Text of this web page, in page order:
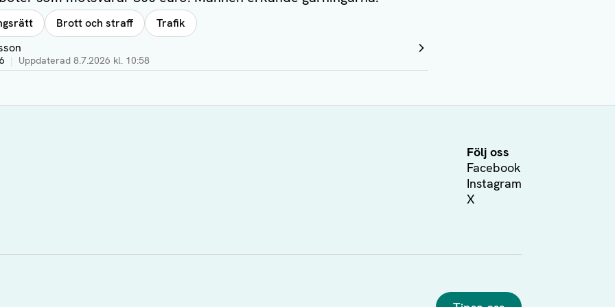
Brott och straff
Trafik
Uppdaterad 8.7.2026 kl. 10:58
Följ oss
Facebook
Instagram
X